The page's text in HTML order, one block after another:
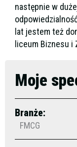
następnie w
lat jestem też
liceum Biznesu i
Moje
Branże:
FMCG